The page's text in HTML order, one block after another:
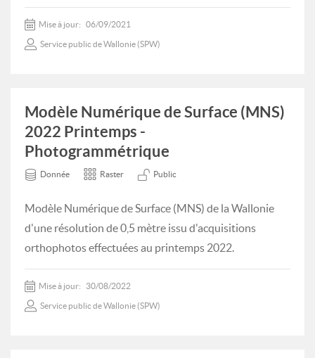
Mise à jour: 06/09/2021
Service public de Wallonie (SPW)
Modèle Numérique de Surface (MNS)
2022 Printemps -
Photogrammétrique
Donnée Raster Public
Modèle Numérique de Surface (MNS) de la Wallonie
d'une résolution de 0,5 mètre issu d'acquisitions
orthophotos effectuées au printemps 2022.
Mise à jour: 30/08/2022
Service public de Wallonie (SPW)